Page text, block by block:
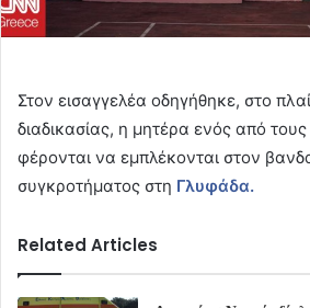
Στον εισαγγελέα οδηγήθηκε, στο
διαδικασίας, η μητέρα ενός από
φέρονται να εμπλέκονται στον
συγκροτήματος στη Γλυφάδα.
Related Articles